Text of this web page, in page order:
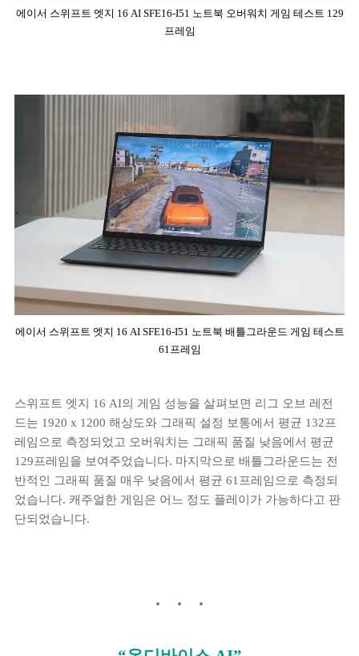
에이서 스위프트 엣지 16 AI SFE16-I51 노트북 오버워치 게임 테스트 129
프레임
에이서 스위프트 엣지 16 AI SFE16-I51 노트북 배틀그라운드 게임 테스트
61프레임
스위프트 엣지 16 AI의 게임 성능을 살펴보면 리그 오브 레전
드는 1920 x 1200 해상도와 그래픽 설정 보통에서 평균 132프
레임으로 측정되었고 오버워치는 그래픽 품질 낮음에서 평균
129프레임을 보여주었습니다. 마지막으로 배틀그라운드는 전
반적인 그래픽 품질 매우 낮음에서 평균 61프레임으로 측정되
었습니다. 캐주얼한 게임은 어느 정도 플레이가 가능하다고 판
단되었습니다.